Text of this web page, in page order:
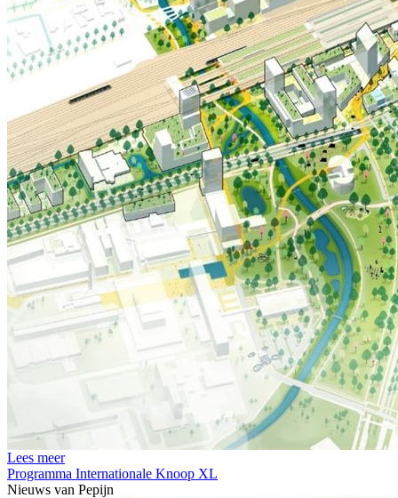
Lees meer
Programma Internationale Knoop XL
Nieuws van Pepijn